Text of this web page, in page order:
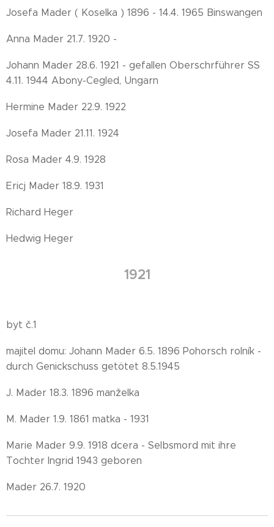
Josefa Mader ( Koselka ) 1896 - 14.4. 1965 Binswangen
Anna Mader 21.7. 1920 -
Johann Mader 28.6. 1921 - gefallen Oberschrführer SS
4.11. 1944 Abony-Cegled, Ungarn
Hermine Mader 22.9. 1922
Josefa Mader 21.11. 1924
Rosa Mader 4.9. 1928
Ericj Mader 18.9. 1931
Richard Heger
Hedwig Heger
1921
byt č.1
majitel domu: Johann Mader 6.5. 1896 Pohorsch rolník -
durch Genickschuss getötet 8.5.1945
J. Mader 18.3. 1896 manželka
M. Mader 1.9. 1861 matka - 1931
Marie Mader 9.9. 1918 dcera - Selbsmord mit ihre
Tochter Ingrid 1943 geboren
Mader 26.7. 1920